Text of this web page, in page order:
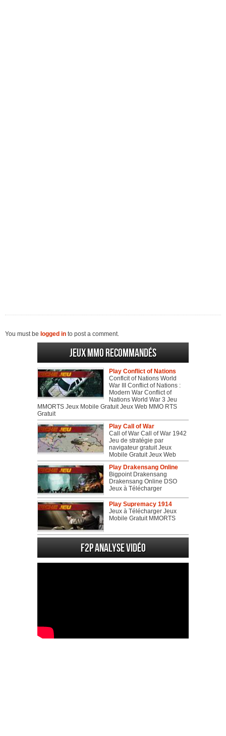
You must be logged in to post a comment.
Jeux MMO recommandés
Play Conflict of Nations
Conflcit of Nations World
War III Conflict of Nations :
Modern War Conflict of
Nations World War 3 Jeu
MMORTS Jeux Mobile Gratuit Jeux Web MMO RTS
Gratuit
Play Call of War
Call of War Call of War 1942
Jeu de stratégie par
navigateur gratuit Jeux
Mobile Gratuit Jeux Web
Play Drakensang Online
Bigpoint Drakensang
Drakensang Online DSO
Jeux à Télécharger
Play Supremacy 1914
Jeux à Télécharger Jeux
Mobile Gratuit MMORTS
F2P Analyse vidéo